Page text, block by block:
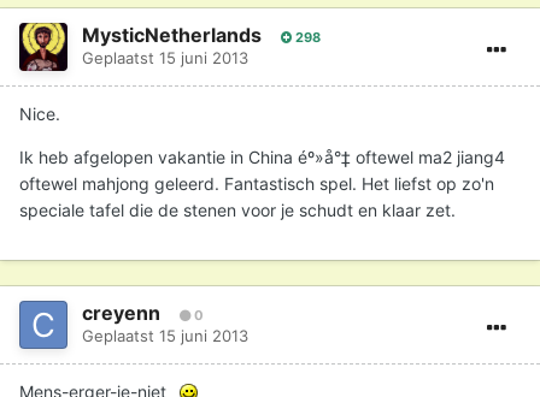
MysticNetherlands 298
Geplaatst 15 juni 2013
Nice.
Ik heb afgelopen vakantie in China éº»å°‡ oftewel ma2 jiang4
oftewel mahjong geleerd. Fantastisch spel. Het liefst op zo'n
speciale tafel die de stenen voor je schudt en klaar zet.
creyenn 0
Geplaatst 15 juni 2013
Mens-erger-je-niet